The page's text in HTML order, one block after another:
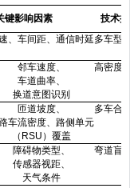
键影响因素
技术挑战
、车间距、通信时延多车型动
邻车速度、
车道曲率、
换道意图识别
高密度交
匝道坡度、
车流密度、路侧单元
（RSU）覆盖
多车合流
障碍物类型、
传感器视距、
天气条件
弯道盲区